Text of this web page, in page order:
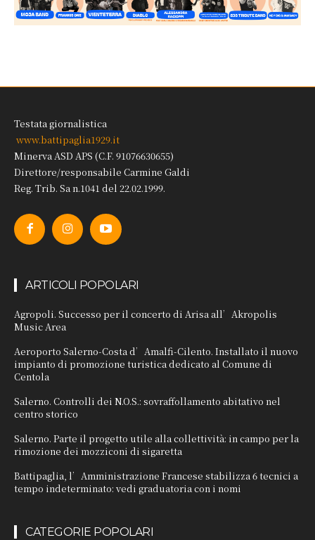
Testata giornalistica
www.battipaglia1929.it
Minerva ASD APS (C.F. 91076630655)
Direttore/responsabile Carmine Galdi
Reg. Trib. Sa n.1041 del 22.02.1999.
ARTICOLI POPOLARI
Agropoli. Successo per il concerto di Arisa all’Akropolis
Music Area
Aeroporto Salerno-Costa d’Amalfi-Cilento. Installato il nuovo
impianto di promozione turistica dedicato al Comune di
Centola
Salerno. Controlli dei N.O.S.: sovraffollamento abitativo nel
centro storico
Salerno. Parte il progetto utile alla collettività: in campo per la
rimozione dei mozziconi di sigaretta
Battipaglia, l’Amministrazione Francese stabilizza 6 tecnici a
tempo indeterminato: vedi graduatoria con i nomi
CATEGORIE POPOLARI